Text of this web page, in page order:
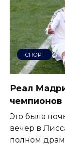
СПОРТ
Реал
чемпионов
Это была
вечер в
полном